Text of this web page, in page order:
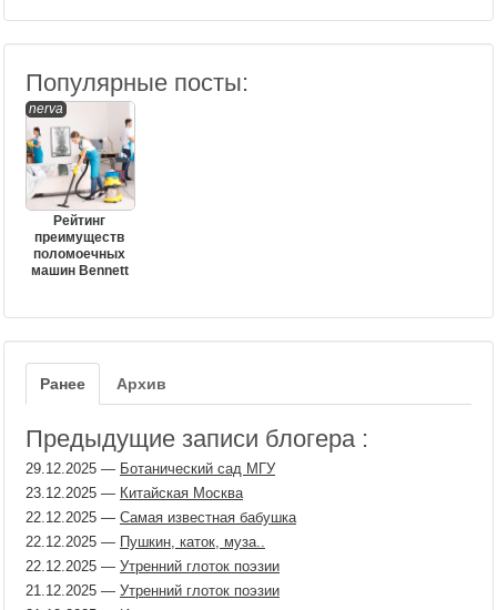
Популярные посты:
nerva
Рейтинг
преимуществ
поломоечных
машин Bennett
Ранее Архив
Предыдущие записи блогера :
29.12.2025 — Ботанический сад МГУ
23.12.2025 — Китайская Москва
22.12.2025 — Самая известная бабушка
22.12.2025 — Пушкин, каток, муза..
22.12.2025 — Утренний глоток поэзии
21.12.2025 — Утренний глоток поэзии